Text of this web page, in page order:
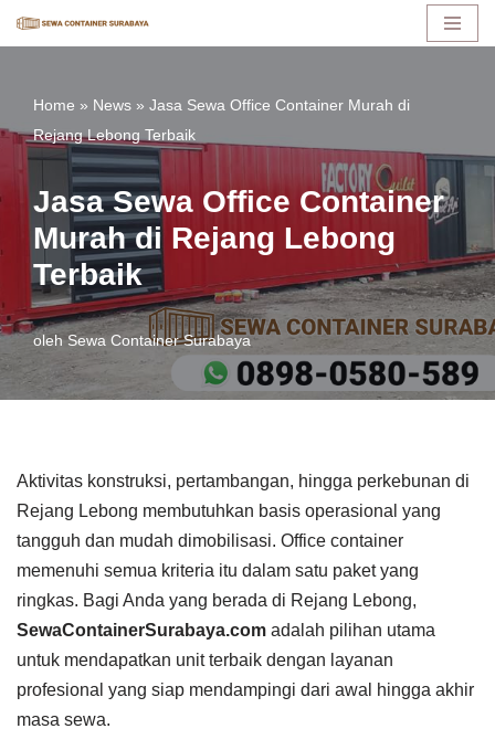
Home » News » Jasa Sewa Office Container Murah di
Rejang Lebong Terbaik
Jasa Sewa Office Container
Murah di Rejang Lebong
Terbaik
olehSewa Container Surabaya
Aktivitas konstruksi, pertambangan, hingga perkebunan di
Rejang Lebong membutuhkan basis operasional yang
tangguh dan mudah dimobilisasi. Office container
memenuhi semua kriteria itu dalam satu paket yang
ringkas. Bagi Anda yang berada di Rejang Lebong,
SewaContainerSurabaya.com adalah pilihan utama
untuk mendapatkan unit terbaik dengan layanan
profesional yang siap mendampingi dari awal hingga akhir
masa sewa.